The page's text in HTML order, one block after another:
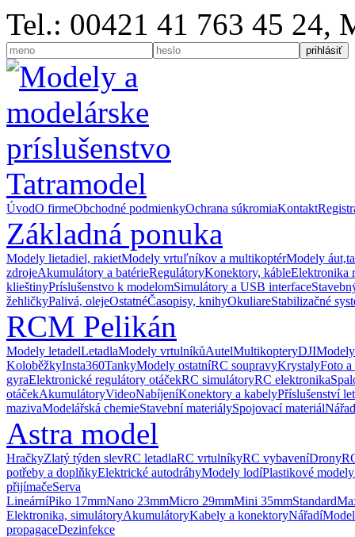
Tel.: 00421 41 763 45 24,
ÚvodO firmeObchodné podmienkyOchrana súkromiaKontakt
Základná ponuka
Modely lietadiel, rakietModely vrtuľníkov a multikoptérModely
zdrojeAkumulátory a batérieRegulátoryKonektory, kábleElektronika
klieštinyPríslušenstvo k modelomSimulátory a USB interface
žehličkyPalivá, olejeOstatnéČasopisy, knihyOkuliareStabilizačné
RCM Pelikán
Modely letadelLetadlaModely vrtulníkůAutelMultikopteryDJI
KoloběžkyInsta360TankyModely ostatníRC soupravyKrystalyFoto
gyraElektronické regulátory otáčekRC simulátoryRC elektronika
otáčekAkumulátoryVideoNabíjeníKonektory a kabelyPříslušenství
mazivaModelářská chemieStavební materiálySpojovací materiál
Astra model
HračkyZlatý týden slevRC letadlaRC vrtulníkyRC vybaveníDrony
potřeby a doplňkyElektrické autodráhyModely lodíPlastikové modely
přijímačeServa
LineárníPiko 17mmNano 23mmMicro 29mmMini 35mmStandard
Elektronika, simulátoryAkumulátoryKabely a konektoryNářadí
propagaceDezinfekce